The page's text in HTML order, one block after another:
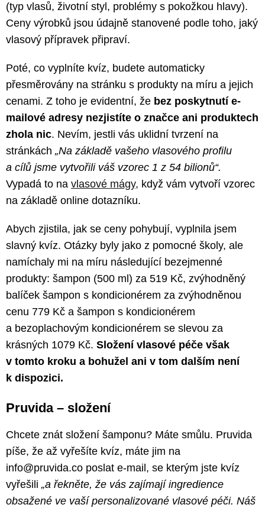
(typ vlasů, životní styl, problémy s pokožkou hlavy).
Ceny výrobků jsou údajně stanovené podle toho, jaký
vlasový přípravek připraví.
Poté, co vyplníte kvíz, budete automaticky
přesměrovány na stránku s produkty na míru a jejich
cenami. Z toho je evidentní, že bez poskytnutí e-
mailové adresy nezjistíte o značce ani produktech
zhola nic. Nevím, jestli vás uklidní tvrzení na
stránkách „Na základě vašeho vlasového profilu
a cílů jsme vytvořili váš vzorec 1 z 54 bilionů“.
Vypadá to na vlasové mágy, když vám vytvoří vzorec
na základě online dotazníku.
Abych zjistila, jak se ceny pohybují, vyplnila jsem
slavný kvíz. Otázky byly jako z pomocné školy, ale
namíchaly mi na míru následující bezejmenné
produkty: šampon (500 ml) za 519 Kč, zvýhodněný
balíček šampon s kondicionérem za zvýhodněnou
cenu 779 Kč a šampon s kondicionérem
a bezoplachovým kondicionérem se slevou za
krásných 1079 Kč. Složení vlasové péče však
v tomto kroku a bohužel ani v tom dalším není
k dispozici.
Pruvida – složení
Chcete znát složení šamponu? Máte smůlu. Pruvida
píše, že až vyřešíte kvíz, máte jim na
info@pruvida.co poslat e-mail, se kterým jste kvíz
vyřešili „a řekněte, že vás zajímají ingredience
obsažené ve vaší personalizované vlasové péči. Náš